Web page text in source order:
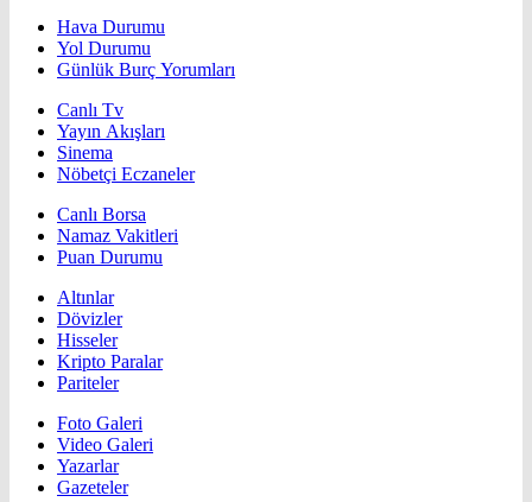
Hava Durumu
Yol Durumu
Günlük Burç Yorumları
Canlı Tv
Yayın Akışları
Sinema
Nöbetçi Eczaneler
Canlı Borsa
Namaz Vakitleri
Puan Durumu
Altınlar
Dövizler
Hisseler
Kripto Paralar
Pariteler
Foto Galeri
Video Galeri
Yazarlar
Gazeteler